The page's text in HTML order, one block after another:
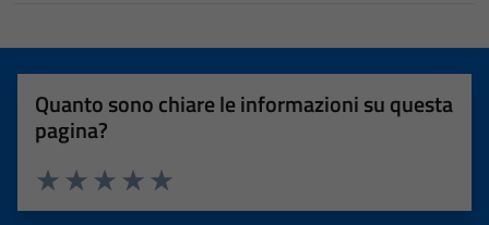
Quanto sono chiare le informazioni su questa
pagina?
Valuta 5 stelle su 5
Valuta 4 stelle su 5
Valuta 3 stelle su 5
Valuta 2 stelle su 5
Valuta 1 stelle su 5